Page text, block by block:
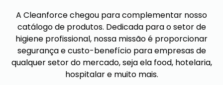
A Cleanforce chegou para complementar nosso
catálogo de produtos. Dedicada para o setor de
higiene profissional, nossa missão é proporcionar
segurança e custo-benefício para empresas de
qualquer setor do mercado, seja ela food, hotelaria,
hospitalar e muito mais.